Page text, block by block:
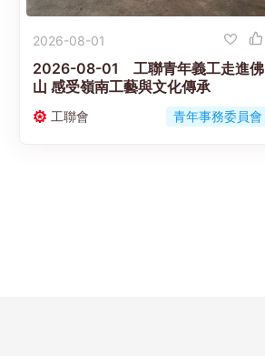
2026-08-01
2026-08-01 工聯青年義工走進佛
山 感受嶺南工藝與文化傳承
工聯會 青年事務委員會